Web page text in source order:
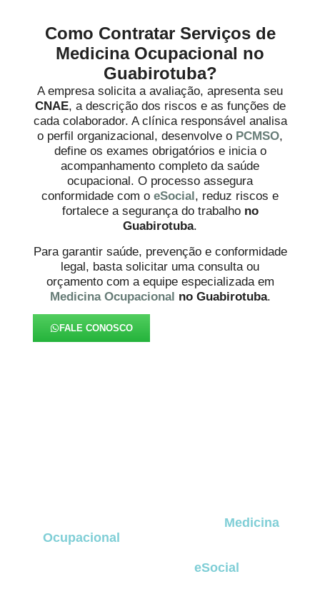
Como Contratar Serviços de
Medicina Ocupacional no
Guabirotuba?
A empresa solicita a avaliação, apresenta seu
CNAE, a descrição dos riscos e as funções de
cada colaborador. A clínica responsável analisa
o perfil organizacional, desenvolve o PCMSO,
define os exames obrigatórios e inicia o
acompanhamento completo da saúde
ocupacional. O processo assegura
conformidade com o eSocial , reduz riscos e
fortalece a segurança do trabalho no
Guabirotuba.
Para garantir saúde, prevenção e conformidade
legal, basta solicitar uma consulta ou
orçamento com a equipe especializada em
Medicina Ocupacional no Guabirotuba.
FALE CONOSCO
Medicina
Ocupacional
eSocial